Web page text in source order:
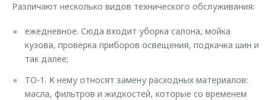
Различают несколько видов технического обслуживания:
ежедневное. Сюда входит уборка салона, мойка
кузова, проверка приборов освещения, подкачка шин и
так далее;
ТО-1. К нему относят замену расходных материалов:
масла, фильтров и жидкостей, которые со временем